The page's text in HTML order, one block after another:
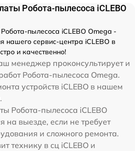
Робота-пылесоса iCLEBO
пылесоса iCLEBO Omega -
нашего сервис-центра iCLEBO в
и качественно!
менеджер проконсультирует и
Робота-пылесоса Omega.
устройств iCLEBO в нашем
Робота-пылесоса iCLEBO
на выезде, если не требует
и сложного ремонта.
технику в сц iCLEBO и